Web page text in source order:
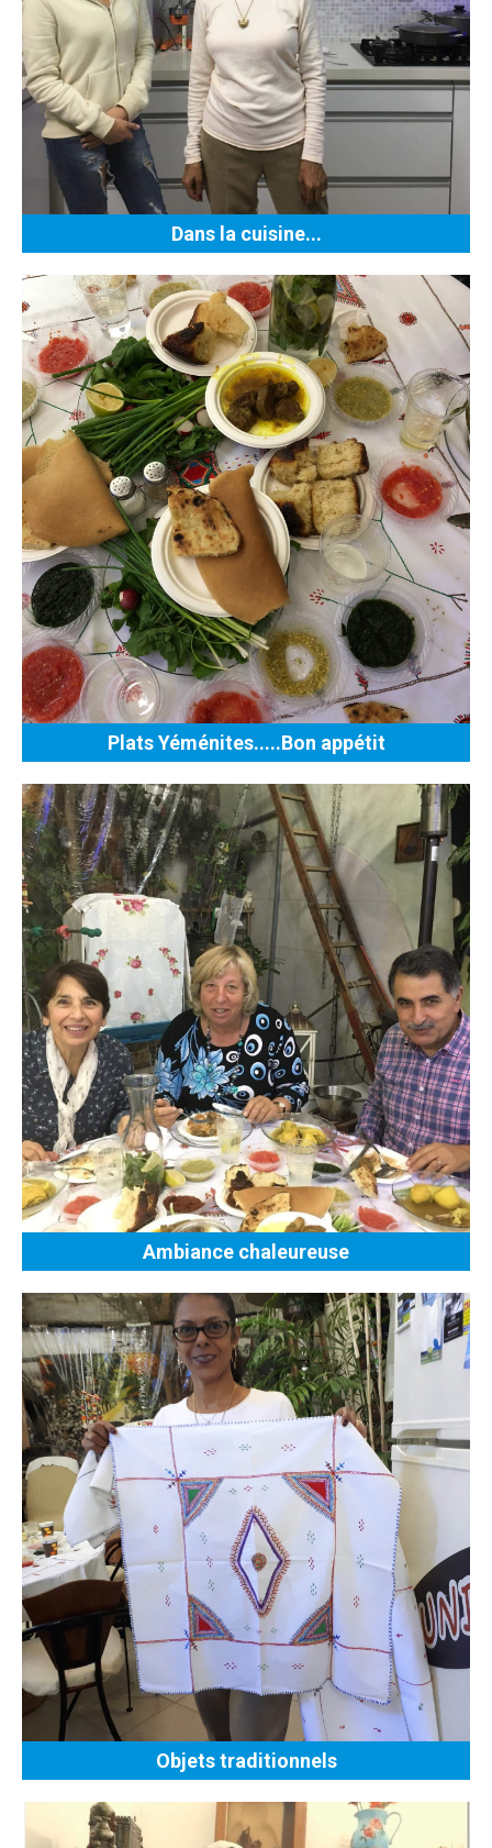
Dans la cuisine...
Plats Yéménites.....Bon appétit
Ambiance chaleureuse
Objets traditionnels